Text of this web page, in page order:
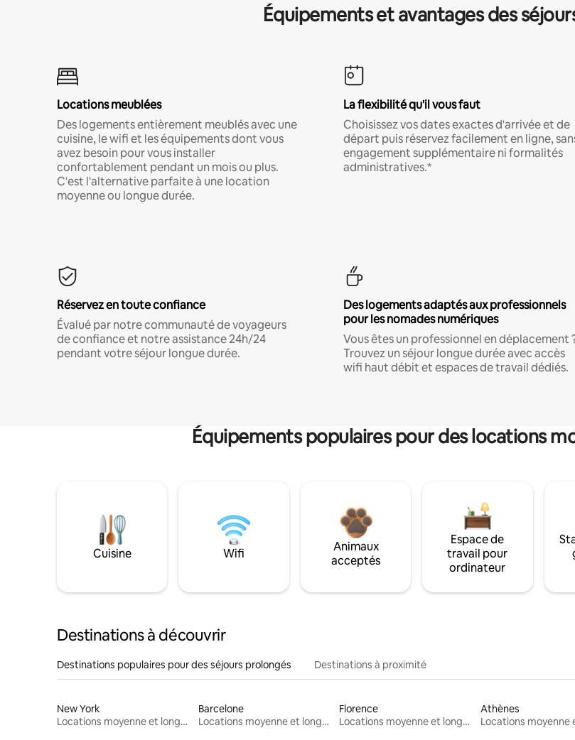
Équipements et avantages des
Locations meublées
Des logements entièrement meublés avec une
cuisine, le wifi et les équipements dont vous
avez besoin pour vous installer
confortablement pendant un mois ou plus.
C'est l'alternative parfaite à une location
moyenne ou longue durée.
La flexibilité qu'il vous faut
Choisissez vos dates exactes d'arrivée et de
départ puis réservez facilement en ligne,
engagement supplémentaire ni formalités
administratives.*
Réservez en toute confiance
Évalué par notre communauté de voyageurs
de confiance et notre assistance 24h/24
pendant votre séjour longue durée.
Des logements adaptés aux professionnels
pour les nomades numériques
Vous êtes un professionnel en déplacement
Trouvez un séjour longue durée avec accès
wifi haut débit et espaces de travail dédiés.
Équipements populaires pour des locations
Cuisine Wifi
Animaux
acceptés
Espace de
travail pour
ordinateur
Destinations à découvrir
Destinations populaires pour des séjours prolongés Destinations à proximité
New York
Locations moyenne et longue durée
Barcelone
Locations moyenne et longue durée
Florence
Locations moyenne et longue durée
Athènes